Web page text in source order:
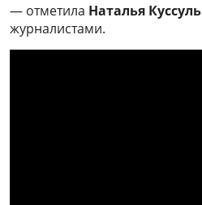
— отметила Наталья Куссуль
журналистами.